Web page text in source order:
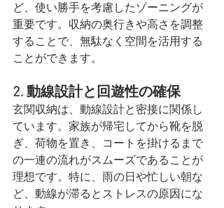
ど、使い勝手を考慮したゾーニングが
重要です。収納の奥行きや高さを調整
することで、無駄なく空間を活用する
ことができます。
2. 動線設計と回遊性の確保
玄関収納は、動線設計と密接に関係し
ています。家族が帰宅してから靴を脱
ぎ、荷物を置き、コートを掛けるまで
の一連の流れがスムーズであることが
理想です。特に、雨の日や忙しい朝な
ど、動線が滞るとストレスの原因にな